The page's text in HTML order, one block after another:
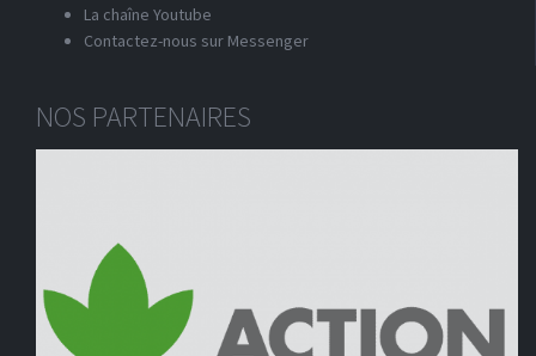
La chaîne Youtube
Contactez-nous sur Messenger
NOS PARTENAIRES